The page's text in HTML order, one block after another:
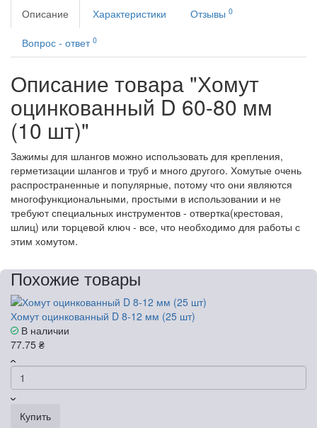
Описание
Характеристики Отзывы 0
Вопрос - ответ 0
Описание товара "Хомут
оцинкованный D 60-80 мм
(10 шт)"
Зажимы для шлангов можно использовать для крепления,
герметизации шлангов и труб и много другого. Хомутые очень
распространенные и популярные, потому что они являются
многофункциональными, простыми в использовании и не
требуют специальных инструментов - отвертка(крестовая,
шлиц) или торцевой ключ - все, что необходимо для работы с
этим хомутом.
Похожие товары
Хомут оцинкованный D 8-12 мм (25 шт)
В наличии
77.75 ₴
Купить